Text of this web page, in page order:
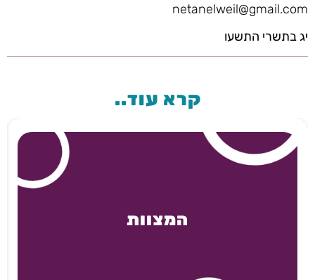
netanelweil@gmail.com
יג בתשרי התשעו
קרא עוד..
המצוות